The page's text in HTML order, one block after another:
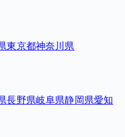
東京都神奈川県
長野県岐阜県静岡県愛知